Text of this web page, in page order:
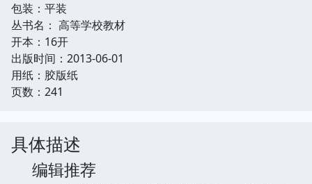
包装：平装
丛书名： 高等学校教材
开本：16开
出版时间：2013-06-01
用纸：胶版纸
页数：241
具体描述
编辑推荐